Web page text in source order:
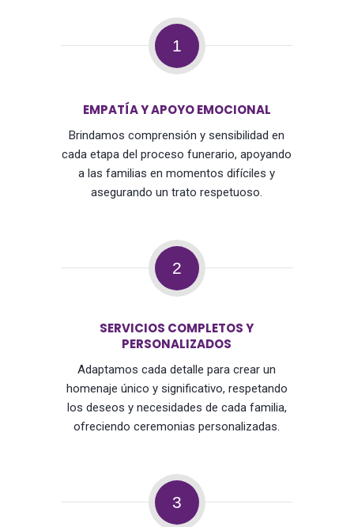
1
EMPATÍA Y APOYO EMOCIONAL
Brindamos comprensión y sensibilidad en
cada etapa del proceso funerario, apoyando
a las familias en momentos difíciles y
asegurando un trato respetuoso.
2
SERVICIOS COMPLETOS Y
PERSONALIZADOS
Adaptamos cada detalle para crear un
homenaje único y significativo, respetando
los deseos y necesidades de cada familia,
ofreciendo ceremonias personalizadas.
3